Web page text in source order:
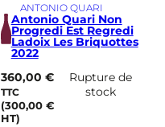
ANTONIO QUARI
Antonio Quari Non
Progredi Est Regredi
Ladoix Les Briquottes
2022
360,00 €
TTC
(300,00 €
HT)
Rupture de
stock